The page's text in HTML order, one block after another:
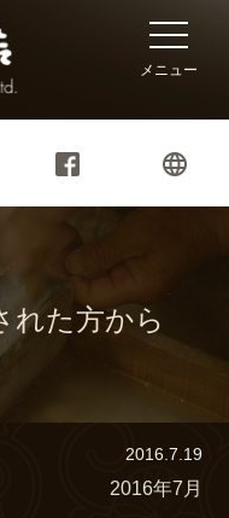
toggle
メニュー

れた方から
2016.7.19
2016年7月